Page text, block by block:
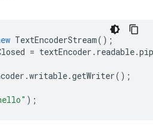
TextEncoderStream();
= textEncoder . readable.
.writable.getWriter();
);